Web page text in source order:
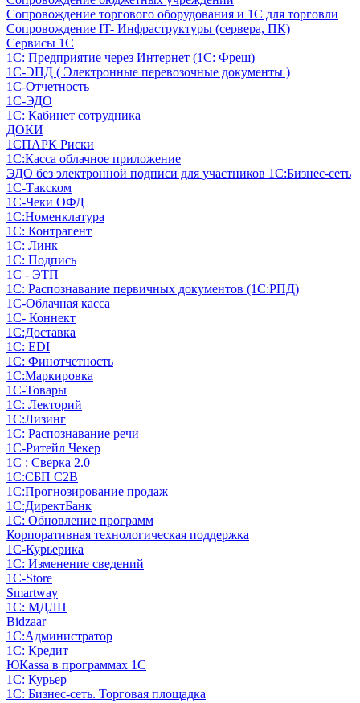
Сопровождение торгового оборудования и 1С для торговли
Сопровождение IT- Инфраструктуры (сервера, ПК)
Сервисы 1С
1С: Предприятие через Интернет (1С: Фреш)
1С-ЭПД ( Электронные перевозочные документы )
1С-Отчетность
1С-ЭДО
1С: Кабинет сотрудника
ДОКИ
1СПАРК Риски
1С:Касса облачное приложение
ЭДО без электронной подписи для участников 1С:Бизнес-сеть
1С-Такском
1С-Чеки ОФД
1С:Номенклатура
1С: Контрагент
1С: Линк
1С: Подпись
1С - ЭТП
1С: Распознавание первичных документов (1С:РПД)
1С-Облачная касса
1С- Коннект
1С:Доставка
1С: EDI
1С: Финотчетность
1С:Маркировка
1С-Товары
1С: Лекторий
1С:Лизинг
1С: Распознавание речи
1C-Ритейл Чекер
1С : Сверка 2.0
1С:СБП C2B
1С:Прогнозирование продаж
1С:ДиректБанк
1С: Обновление программ
Корпоративная технологическая поддержка
1С-Курьерика
1С: Изменение сведений
1C-Store
Smartway
1С: МДЛП
Bidzaar
1С:Администратор
1С: Кредит
ЮКаssа в программах 1С
1С: Курьер
1С: Бизнес-сеть. Торговая площадка